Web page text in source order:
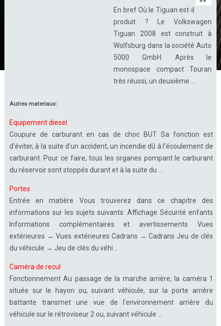
En bref Où le Tiguan est-il
produit ? Le Volkswagen
Tiguan 2008 est construit à
Wolfsburg dans la société Auto
5000 GmbH. Après le
monospace compact Touran
très réussi, un deuxième ...
Autres materiaux:
Equipement diesel
Coupure de carburant en cas de choc BUT Sa fonction est
d'éviter, à la suite d'un accident, un incendie dû à l'écoulement de
carburant. Pour ce faire, tous les organes pompant le carburant
du réservoir sont stoppés durant et à la suite du ...
Portes
Entrée en matière Vous trouverez dans ce chapitre des
informations sur les sujets suivants: Affichage Sécurité enfants
Informations complémentaires et avertissements Vues
extérieures → Vues extérieures Cadrans → Cadrans Jeu de clés
du véhicule → Jeu de clés du véhi ...
Caméra de recul
Fonctionnement Au passage de la marche arrière, la caméra 1
située sur le hayon ou, suivant véhicule, sur la porte arrière
battante transmet une vue de l'environnement arrière du
véhicule sur le rétroviseur 2 ou, suivant véhicule ...